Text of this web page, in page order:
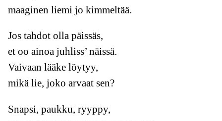
maaginen liemi jo kimmeltää.
Jos tahdot olla päissäs,
et oo ainoa juhliss’ näissä.
Vaivaan lääke löytyy,
mikä lie, joko arvaat sen?
Snapsi, paukku, ryyppy,